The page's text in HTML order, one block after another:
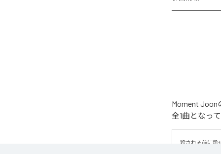
Moment Joon
全1曲となって
殺される前に殺